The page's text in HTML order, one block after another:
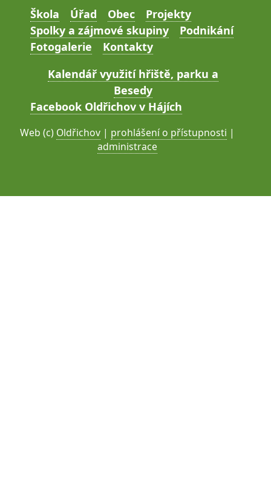
Škola Úřad Obec
Projekty
Spolky a zájmové skupiny
Podnikání
Fotogalerie
Kontakty
Kalendář využití hřiště, parku a
Besedy
Facebook Oldřichov v Hájích
Web (c) Oldřichov | prohlášení o přístupnosti |
administrace